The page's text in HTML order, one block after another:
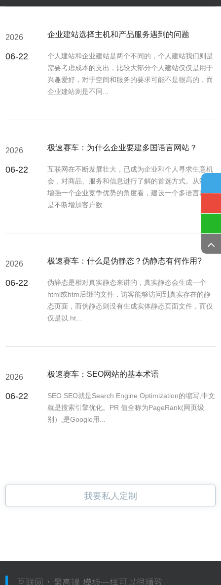
2026
06-22
企业建站选择主机和产品服务遇到的问题
个人建站和企业建站是两个不同的，个人建站我们则是
需要考虑成本的支出，比较大部分个人建站仅仅是用于
兴趣爱好，对于空间和服务的要求可能不是很高的，而
企业建站则是不同...
2026
06-22
极速赛车：为什么企业要建多国语言网站？
互联网在不断发展壮大，已成为企业和个人寻求生意机
会，对商品、服务和信息进行了解的首选方式。从站在
增强一个企业竞争优势的角度看，建设一个多语言网站
是不断增加客户数...
2026
06-22
极速赛车：什么是伪静态？伪静态有何作用?
伪静态是相对真实静态来讲的，真实静态会生成一个
html或htm后缀的文件，访客能够访问到真实存在的静
态页面，而伪静态则没有生成实体静态页面文件，而仅
仅是以.ht...
2026
06-22
极速赛车：SEO网站的基本术语
SEO SEO就是Search Engine Optimization的缩写,中文
就是搜索引擎优化。PR 值全称为PageRank(网页级
别）,是Google用...
我要私人定制
互联网 · 最高端 模板一样可以很精致